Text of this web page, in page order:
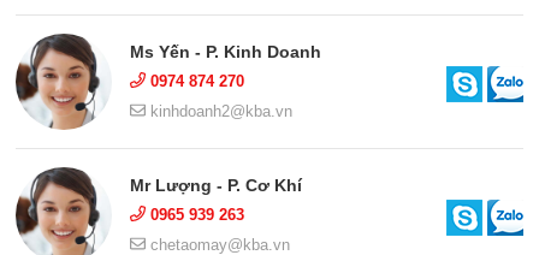
Ms Yến - P. Kinh Doanh
0974 874 270
kinhdoanh2@kba.vn
Mr Lượng - P. Cơ Khí
0965 939 263
chetaomay@kba.vn